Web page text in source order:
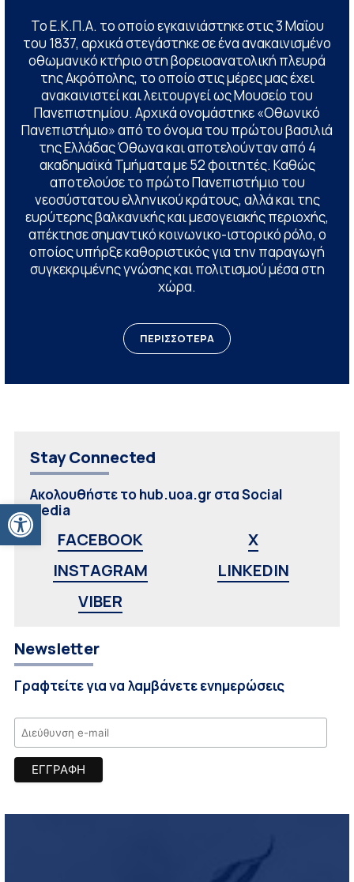
Ανοίξτε τη γραμμή εργαλείων
Το Ε.Κ.Π.Α. το οποίο εγκαινιάστηκε στις 3 Μαΐου
του 1837, αρχικά στεγάστηκε σε ένα ανακαινισμένο
οθωμανικό κτήριο στη βορειοανατολική πλευρά
της Ακρόπολης, το οποίο στις μέρες μας έχει
ανακαινιστεί και λειτουργεί ως Μουσείο του
Πανεπιστημίου. Αρχικά ονομάστηκε «Οθωνικό
Πανεπιστήμιο» από το όνομα του πρώτου βασιλιά
της Ελλάδας Όθωνα και αποτελούνταν από 4
ακαδημαϊκά Τμήματα με 52 φοιτητές. Καθώς
αποτελούσε το πρώτο Πανεπιστήμιο του
νεοσύστατου ελληνικού κράτους, αλλά και της
ευρύτερης βαλκανικής και μεσογειακής περιοχής,
απέκτησε σημαντικό κοινωνικο-ιστορικό ρόλο, ο
οποίος υπήρξε καθοριστικός για την παραγωγή
συγκεκριμένης γνώσης και πολιτισμού μέσα στη
χώρα.
ΠΕΡΙΣΣΟΤΕΡΑ
Stay Connected
Ακολουθήστε το hub.uoa.gr στα Social
Media
FACEBOOK
X
INSTAGRAM
LINKEDIN
VIBER
Newsletter
Γραφτείτε για να λαμβάνετε ενημερώσεις